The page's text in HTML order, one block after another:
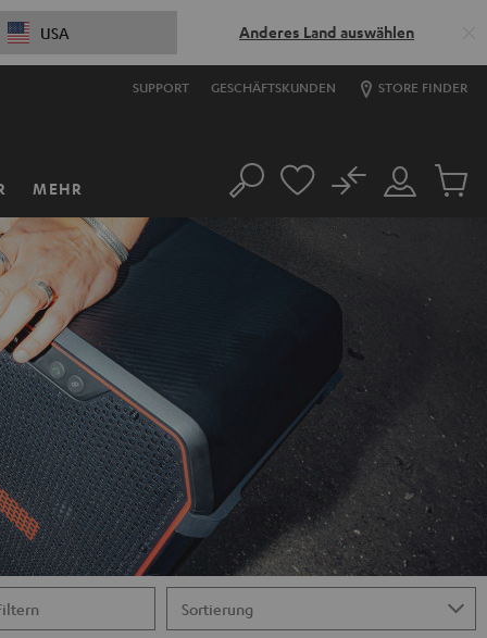
USA Anderes Land auswählen
SUPPORT GESCHÄFTSKUNDEN STORE FINDER
MEHR Suche
Mein
No
Artikel